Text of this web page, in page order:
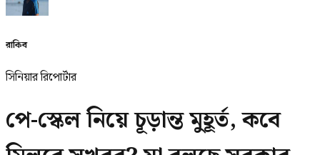
রাকিব
সিনিয়ার রিপোর্টার
পে-স্কেল নিয়ে চূড়ান্ত মুহূর্ত, কবে